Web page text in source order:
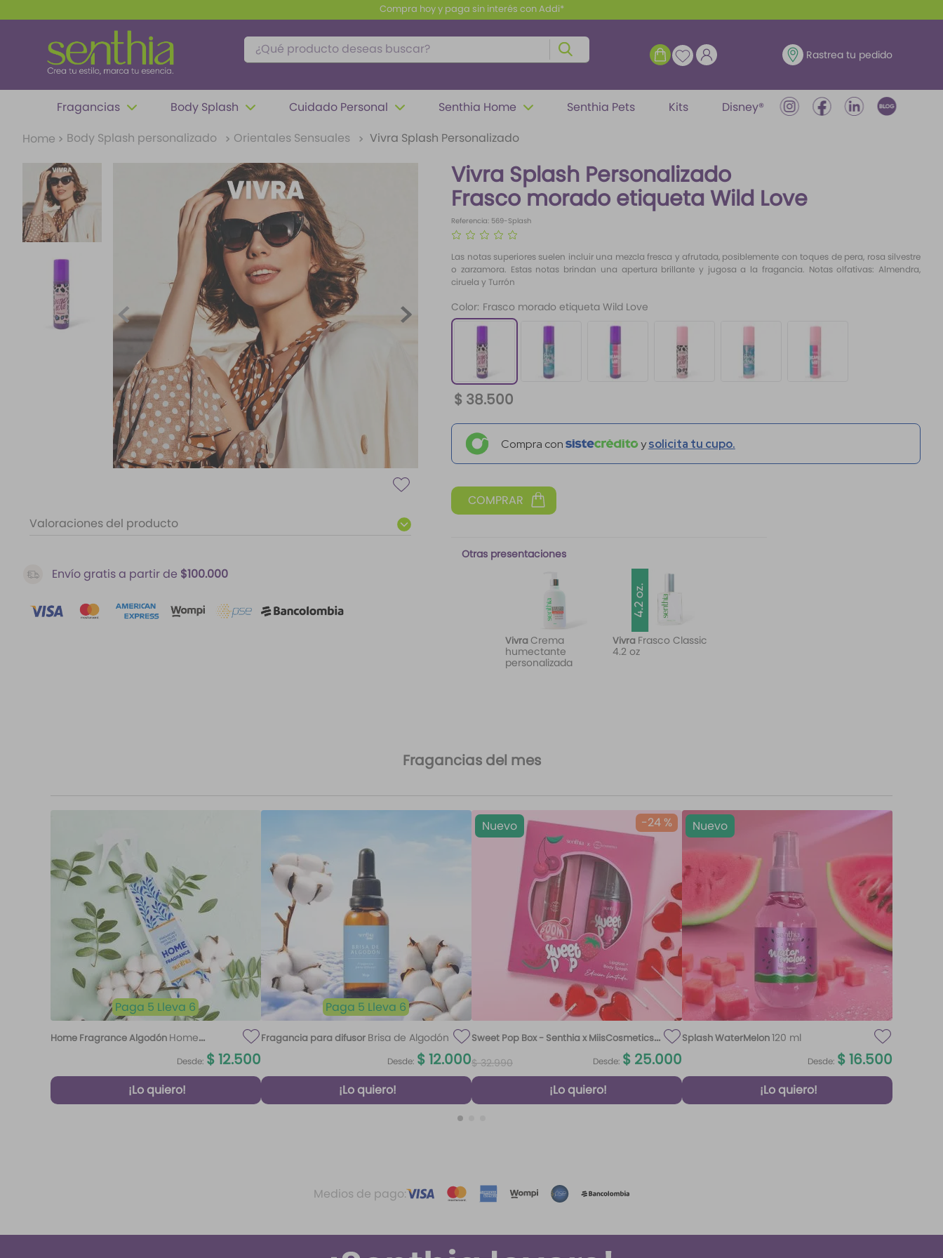
Envío gratis a partir de $100.000
¿Qué producto deseas buscar? ENTRAR Rastrea tu pedido
Fragancias Body Splash Cuidado Personal Senthia Home Senthia Pets Kits
Disney®
Body Splash personalizado
Orientales Sensuales Vivra Splash Personalizado
Valoraciones del producto
Envío gratis a partir de $100.000
Vivra Splash Personalizado
Frasco morado etiqueta Wild Love
Referencia: 569-Splash
Las notas superiores suelen incluir una mezcla fresca y afrutada, posiblemente con toques de pera, rosa silvestre
o zarzamora. Estas notas brindan una apertura brillante y jugosa a la fragancia. Notas olfativas: Almendra,
ciruela y Turrón
Color: Frasco morado etiqueta Wild Love
$ 38.500
Compra con ysolicita tu cupo.
Otras presentaciones
VivraCrema
humectante
personalizada
Vivra Frasco Classic
4.2 oz
Fragancias del mes
Paga 5 Lleva 6
Home Fragrance Algodón Home
Desde: $12.500
¡Lo quiero!
Paga 5 Lleva 6
Fragancia para difusor Brisa de Algodón
Desde: $12.000
¡Lo quiero!
-24 %
Nuevo
Sweet Pop Box - Senthia x MiisCosmetics
$ 32.990 Desde: $ 25.000
¡Lo quiero!
Nuevo
Splash WaterMelon120 ml
Desde: $16.500
¡Lo quiero!
Medios de pago:
TÉRMINOS MÁS BUSCADOS
1.
perfume
2.
carolina herrera
mantequilla
feromonas
paris hilton
9
ariana grande